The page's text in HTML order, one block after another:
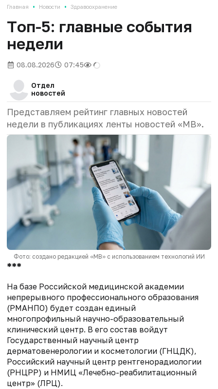
Главная • Новости • Здравоохранение
Tоп-5: главные события
недели
08.08.2026 07:45
Отдел
новостей
Представляем рейтинг главных новостей
недели в публикациях ленты новостей «МВ».
Фото: создано редакцией «МВ» с использованием технологий ИИ
***
На базе Российской медицинской академии
непрерывного профессионального образования
(РМАНПО) будет создан единый
многопрофильный научно-образовательный
клинический центр. В его состав войдут
Государственный научный центр
дерматовенерологии и косметологии (ГНЦДК),
Российский научный центр рентгенорадиологии
(РНЦРР) и НМИЦ «Лечебно-реабилитационный
центр» (ЛРЦ).